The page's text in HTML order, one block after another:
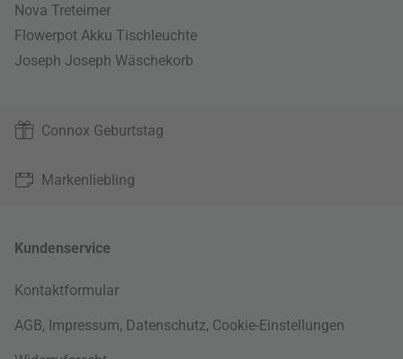
Nova Treteimer
Flowerpot Akku Tischleuchte
Joseph Joseph Wäschekorb
Connox Geburtstag
Markenliebling
Kundenservice
Kontaktformular
AGB, Impressum, Datenschutz, Cookie-Einstellungen